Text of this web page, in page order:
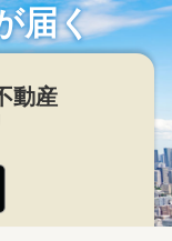
届く
動産